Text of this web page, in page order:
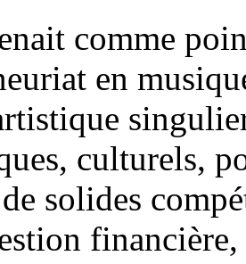
comme
en
culturels,
solides
financière,